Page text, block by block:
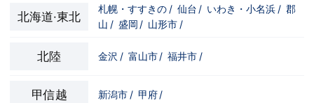
北海道·東北
札幌・すすきの / 仙台 / いわき・小名浜 / 郡
山 / 盛岡 / 山形市 /
北陸 金沢 / 富山市 / 福井市 /
甲信越 新潟市 / 甲府 /